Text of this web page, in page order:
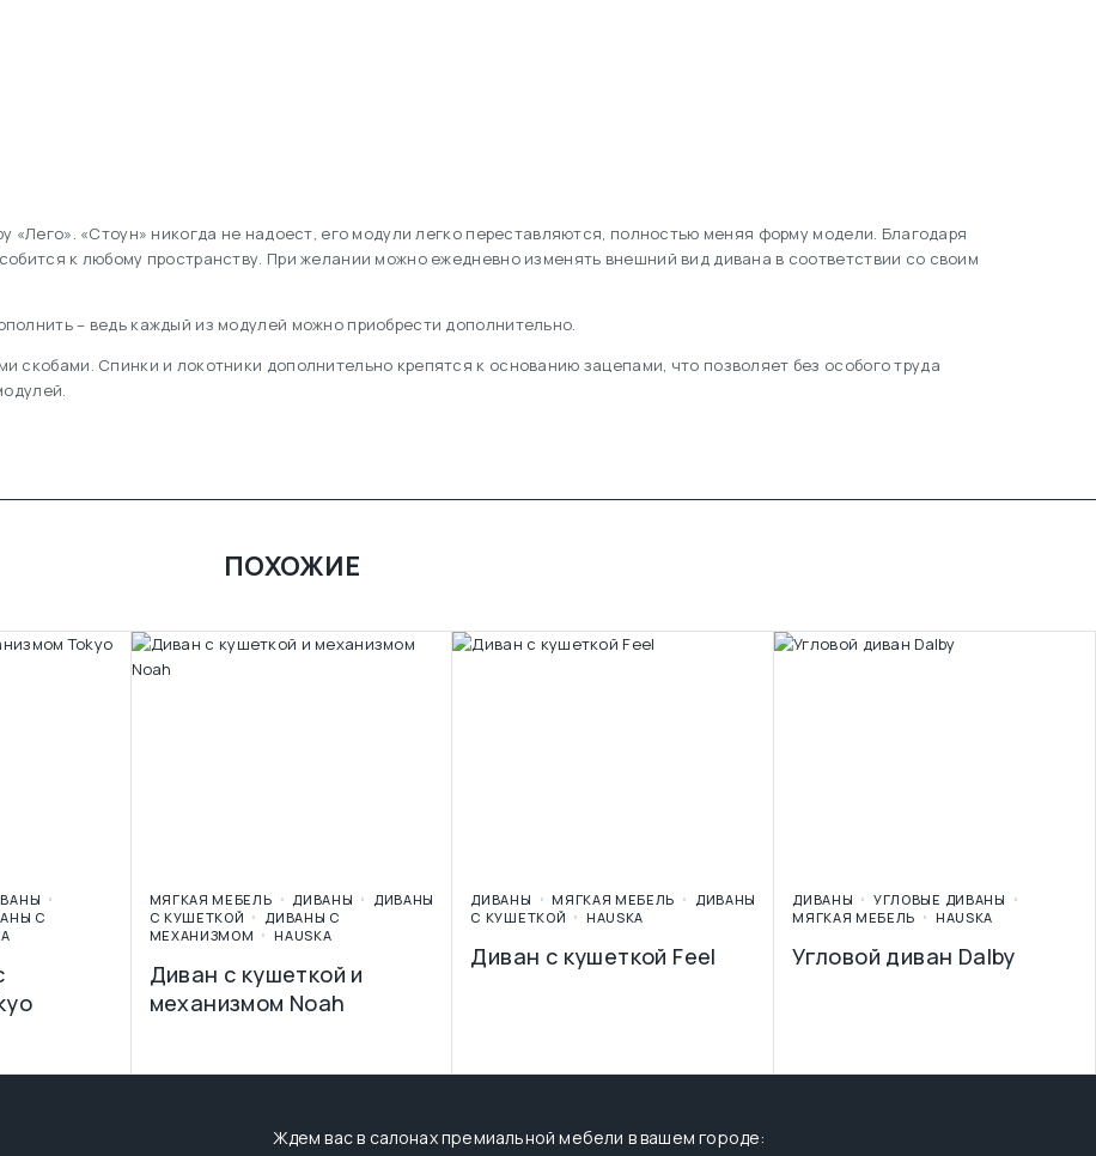
«Лего». «Стоун» никогда не надоест, его модули легко переставляются, полностью меняя форму модели. Благодаря
к любому пространству. При желании можно ежедневно изменять внешний вид дивана в соответствии со своим
– ведь каждый из модулей можно приобрести дополнительно.
Спинки и локотники дополнительно крепятся к основанию зацепами, что позволяет без особого труда
ПОХОЖИЕ
С
МЯГКАЯ МЕБЕЛЬ ДИВАНЫ
ДИВАНЫ
С КУШЕТКОЙ
ДИВАНЫ С
МЕХАНИЗМОМ
HAUSKA
Диван с кушеткой и
механизмом Noah
ДИВАНЫ МЯГКАЯ МЕБЕЛЬ
ДИВАНЫ
С КУШЕТКОЙ
HAUSKA
Диван с кушеткой Feel
ДИВАНЫ
УГЛОВЫЕ ДИВАНЫ
МЯГКАЯ МЕБЕЛЬ
HAUSKA
Угловой диван Dalby
Ждем вас в салонах премиальной мебели в вашем городе: